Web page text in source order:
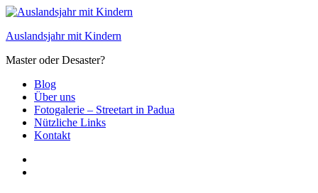
Zum
springen
Auslandsjahr mit Kindern
Master oder Desaster?
Blog
Über uns
Fotogalerie – Streetart in Padua
Nützliche Links
Kontakt